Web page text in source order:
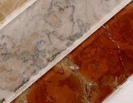
مدرن در خانه